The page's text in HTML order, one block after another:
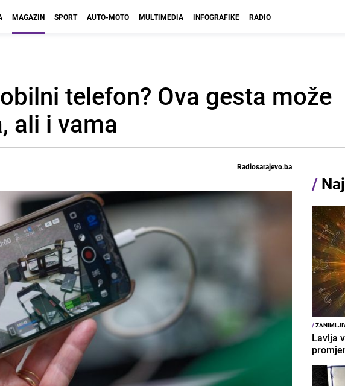
MAGAZIN SPORT AUTO-MOTO MULTIMEDIA INFOGRAFIKE RADIO
telefon? Ova gesta može
ali i vama
Radiosarajevo.ba
/
/
Lavlja